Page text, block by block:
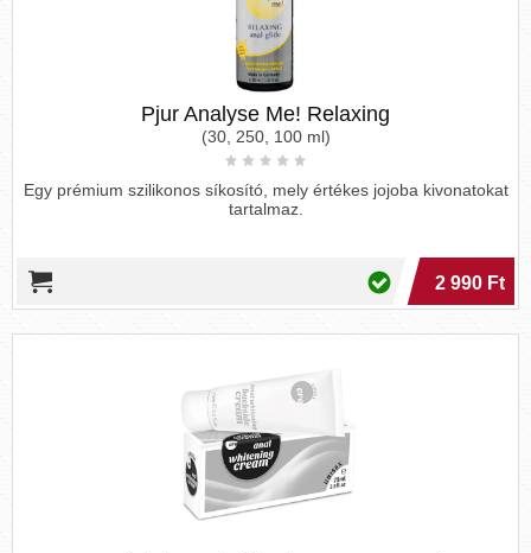
Pjur Analyse Me! Relaxing
(30, 250, 100 ml)
Egy prémium szilikonos síkosító, mely értékes jojoba kivonatokat
tartalmaz.
2 990 Ft